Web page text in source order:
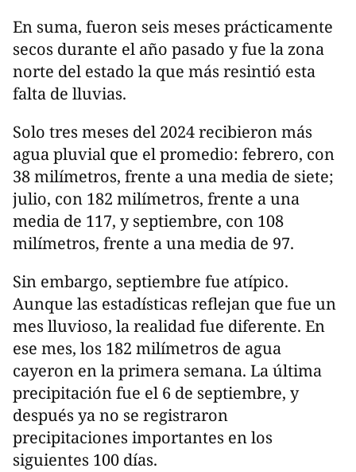
En suma, fueron seis meses prácticamente
secos durante el año pasado y fue la zona
norte del estado la que más resintió esta
falta de lluvias.
Solo tres meses del 2024 recibieron más
agua pluvial que el promedio: febrero, con
38 milímetros, frente a una media de siete;
julio, con 182 milímetros, frente a una
media de 117, y septiembre, con 108
milímetros, frente a una media de 97.
Sin embargo, septiembre fue atípico.
Aunque las estadísticas reflejan que fue un
mes lluvioso, la realidad fue diferente. En
ese mes, los 182 milímetros de agua
cayeron en la primera semana. La última
precipitación fue el 6 de septiembre, y
después ya no se registraron
precipitaciones importantes en los
siguientes 100 días.